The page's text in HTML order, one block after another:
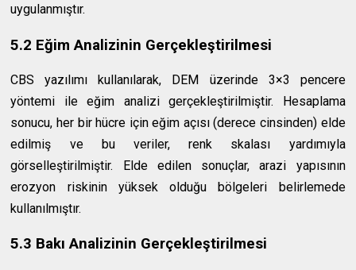
uygulanmıştır.
5.2 Eğim Analizinin Gerçekleştirilmesi
CBS yazılımı kullanılarak, DEM üzerinde 3×3 pencere
yöntemi ile eğim analizi gerçekleştirilmiştir. Hesaplama
sonucu, her bir hücre için eğim açısı (derece cinsinden) elde
edilmiş ve bu veriler, renk skalası yardımıyla
görselleştirilmiştir. Elde edilen sonuçlar, arazi yapısının
erozyon riskinin yüksek olduğu bölgeleri belirlemede
kullanılmıştır.
5.3 Bakı Analizinin Gerçekleştirilmesi